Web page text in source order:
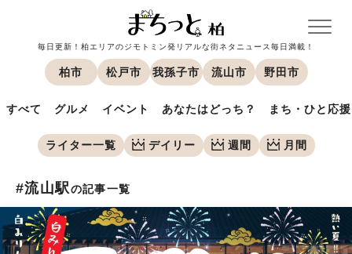
毎日更新！柏エリアのジモトミン発リアルな街ネタニュース毎日満載！
柏市 松戸市 我孫子市 流山市 野田市
すべて グルメ イベント あなたはどっち？ まち・ひと応援
ライター一覧 デイリー 週間 月間
#流山駅の記事一覧